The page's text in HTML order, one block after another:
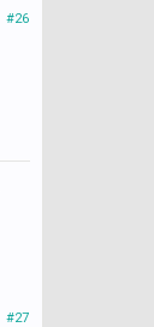
#26
#27